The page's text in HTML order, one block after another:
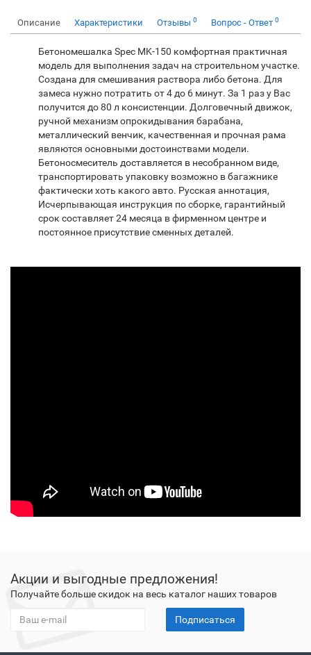
Описание Характеристики Отзывы 0 Вопрос - Ответ 0
Бетономешалка Spec MK-150 комфортная практичная
модель для выполнения задач на строительном участке.
Создана для смешивания раствора либо бетона. Для
замеса нужно потратить от 4 до 6 минут. За 1 раз у Вас
получится до 80 л консистенции. Долговечный движок,
ручной механизм опрокидывания барабана,
металлический венчик, качественная и прочная рама
являются основными достоинствами модели.
Бетоносмеситель доставляется в несобранном виде,
транспортировать упаковку возможно в багажнике
фактически хоть какого авто. Русская аннотация,
Исчерпывающая инструкция по сборке, гарантийный
срок составляет 24 месяца в фирменном центре и
постоянное присутствие сменных деталей.
Акции и выгодные предложения!
Получайте больше скидок на весь каталог наших товаров
Подписаться